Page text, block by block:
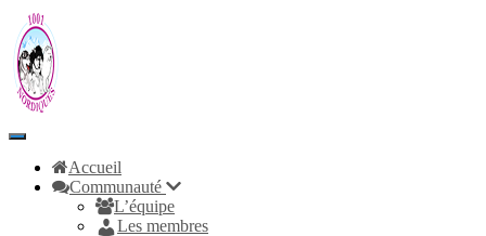
Toggle
NavigationAccueil
Communauté
L’équipe
Les membres